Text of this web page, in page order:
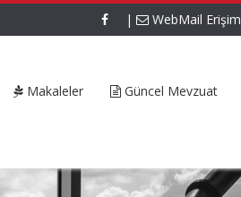
| WebMail Erişim
Makaleler Güncel Mevzuat